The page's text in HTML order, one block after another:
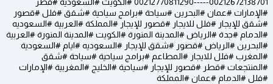
#الإمارات #عمان #البحرين #سياحة #برامج سياحية #شقق #فلل #قصور
#شقق للإيجار #فلل للايجار #قصور للإيجار #المملكة #العربية #السعوديه
#الدمام #جدة #الرياض #المدينة المنورة #الكويت #المدينة المنورة #العربية
#البحرين #الرياض #قصور #شقق للإيجار #السعوديه #ايام #السعودية
#المغرب #فلل للايجار #المطاعم #برامج سياحية #سياحة #شقق
#المنتجعات #قطر #قصور للإيجار #سياحية #الخليج #المغربية #الإمارات
#فلل #الدمام #عمان #المملكة